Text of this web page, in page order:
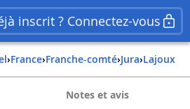
inscrit ? Connectez-vous
› france› franche-comté› jura› lajoux
Notes et avis